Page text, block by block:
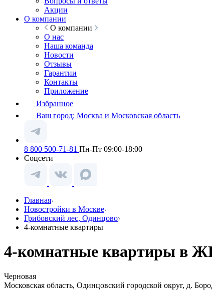
Акции
О компании
О компании
О нас
Наша команда
Новости
Отзывы
Гарантии
Контакты
Приложение
Избранное
Ваш город: Москва и Московская область
8 800 500-71-81 Пн-Пт 09:00-18:00
Соцсети
Главная
Новостройки в Москве
Грибовский лес, Одинцово
4-комнатные квартиры
4-комнатные квартиры в
Черновая
Московская область, Одинцовский городской округ, д.